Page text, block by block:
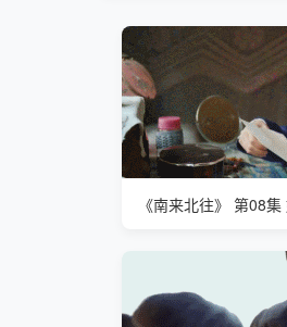
《南来北往》 第08